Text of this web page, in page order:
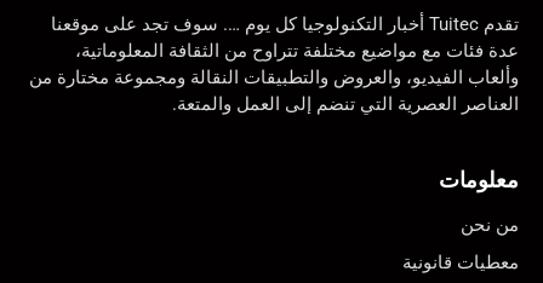
تقدم Tuitec أخبار التكنولوجيا كل يوم …. سوف تجد على موقعنا
عدة فئات مع مواضيع مختلفة تتراوح من الثقافة المعلوماتية،
وألعاب الفيديو، والعروض والتطبيقات النقالة ومجموعة مختارة من
العناصر العصرية التي تنضم إلى العمل والمتعة.
معلومات
من نحن
معطيات قانونية